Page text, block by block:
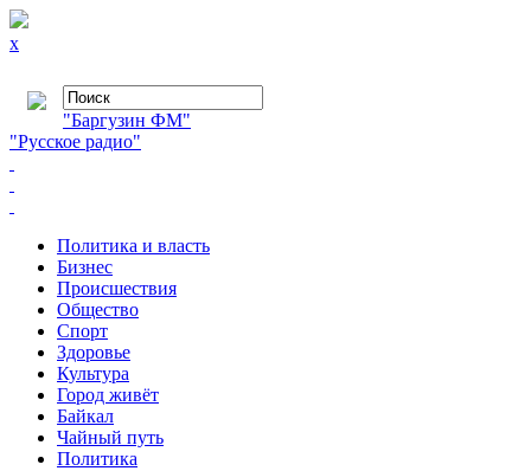
x
"Баргузин ФМ"
"Русское радио"
Политика и власть
Бизнес
Происшествия
Общество
Cпорт
Здоровье
Культура
Город живёт
Байкал
Чайный путь
Политика